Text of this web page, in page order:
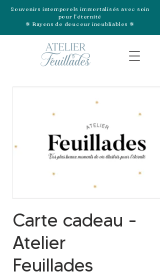
Souvenirs intemporels immortalisés avec soin
pour l'éternité
✵ Rayons de douceur inoubliables ✵
Carte cadeau -
Atelier
Feuillades